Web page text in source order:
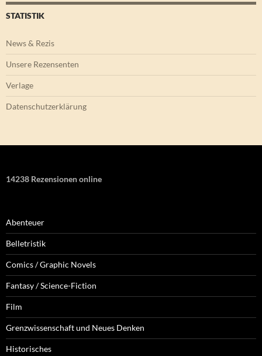
STATISTIK
News & Rezis
Unsere Rezensenten
Verlage
Datenschutzerklärung
14238 Rezensionen online
Abenteuer
Belletristik
Comics / Graphic Novels
Fantasy / Science-Fiction
Film
Grenzwissenschaft und Neues Denken
Historisches